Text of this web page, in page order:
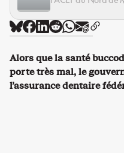
Alors que la santé
porte très mal, le
l’assurance dentaire